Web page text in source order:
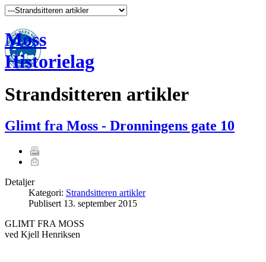
Moss
Historielag
Strandsitteren artikler
Glimt fra Moss - Dronningens gate 10
Detaljer
Kategori: Strandsitteren artikler
Publisert 13. september 2015
GLIMT FRA MOSS
ved Kjell Henriksen